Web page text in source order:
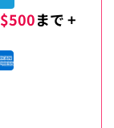
$500まで +